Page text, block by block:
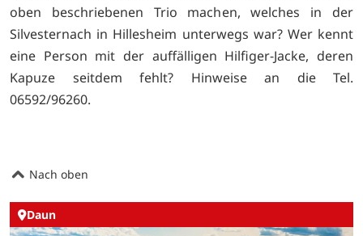
oben beschriebenen Trio machen, welches in der
Silvesternach in Hillesheim unterwegs war? Wer kennt
eine Person mit der auffälligen Hilfiger-Jacke, deren
Kapuze seitdem fehlt? Hinweise an die Tel.
06592/96260.
Nach oben
Daun